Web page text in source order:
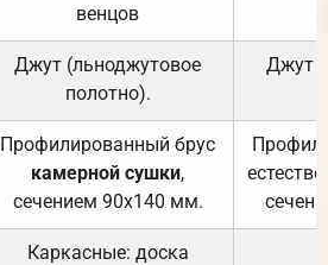
венцов
Джут (льноджутовое
полотно).
Джут
Профилированный брус
камерной сушки,
сечением 90х140 мм.
Каркасные: доска